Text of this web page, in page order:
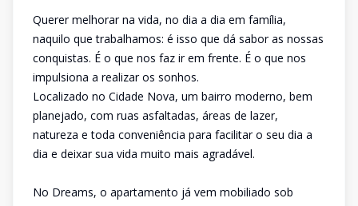
Querer melhorar na vida, no dia a dia em família,
naquilo que trabalhamos: é isso que dá sabor as nossas
conquistas. É o que nos faz ir em frente. É o que nos
impulsiona a realizar os sonhos.
Localizado no Cidade Nova, um bairro moderno, bem
planejado, com ruas asfaltadas, áreas de lazer,
natureza e toda conveniência para facilitar o seu dia a
dia e deixar sua vida muito mais agradável.
No Dreams, o apartamento já vem mobiliado sob